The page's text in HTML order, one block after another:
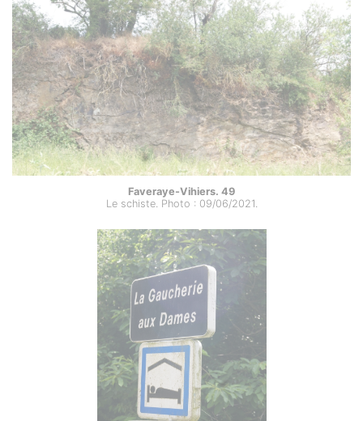
Faveraye-Vihiers. 49
Le schiste. Photo : 09/06/2021.